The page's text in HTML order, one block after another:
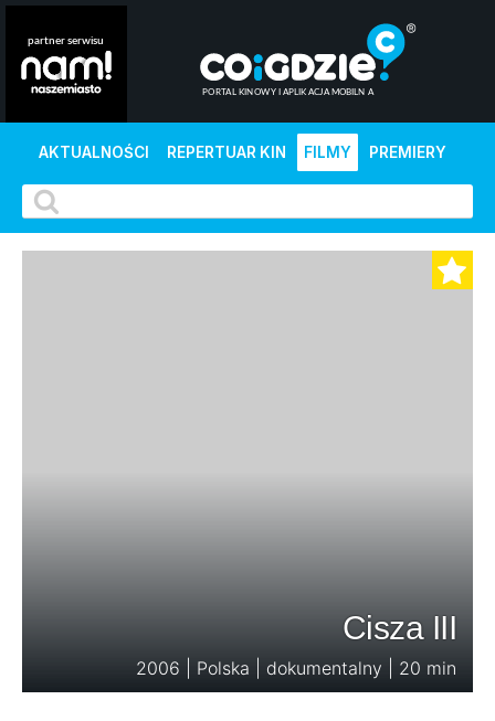
AKTUALNOŚCI REPERTUAR KIN FILMY PREMIERY
Cisza III
2006 | Polska | dokumentalny | 20 min